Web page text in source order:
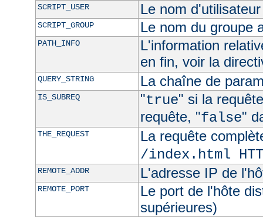
SCRIPT_USER Le nom
SCRIPT_GROUP Le nom du groupe
PATH_INFO
L'information
en fin, voir la
QUERY_STRING La chaîne de
IS_SUBREQ "true" si la
requête, "false"
THE_REQUEST
La requête
/index.html
REMOTE_ADDR L'adresse IP de
REMOTE_PORT
Le port de l'hôte
supérieures)